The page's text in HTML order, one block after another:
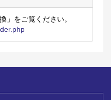
」をご覧ください。